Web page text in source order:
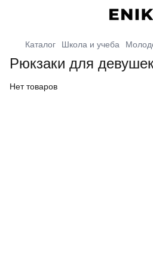
Каталог Школа и учеба
Рюкзаки для
Нет товаров